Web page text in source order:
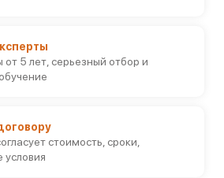
5 лет, серьезный отбор и
стоимость, сроки,
условия